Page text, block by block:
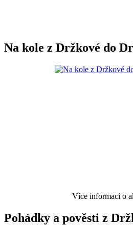
Na kole z Držkové do
Více informací o
Pohádky a pověsti z